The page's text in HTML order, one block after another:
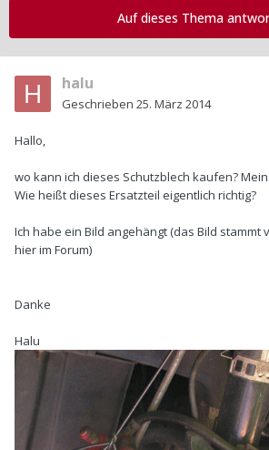
Auf dieses Thema
halu
Geschrieben 25. März 2014
Hallo,
wo kann ich dieses Schutzblech kaufen?
Wie heißt dieses Ersatzteil eigentlich richtig?
Ich habe ein Bild angehängt (das Bild stammt
hier im Forum)
Danke
Halu